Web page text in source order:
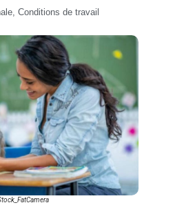
, Conditions de travail